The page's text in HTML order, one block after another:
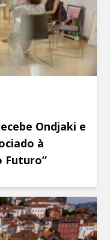
Ondjaki e
à
Futuro”